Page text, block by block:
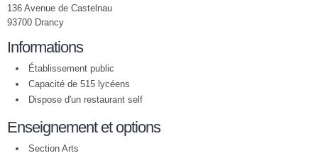
136 Avenue de Castelnau
93700 Drancy
Informations
Établissement public
Capacité de 515 lycéens
Dispose d'un restaurant self
Enseignement et options
Section Arts